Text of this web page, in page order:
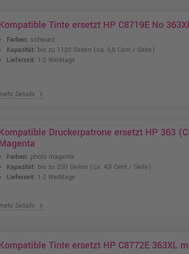
Tinte ersetzt HP C8719E No
Farben: schwarz
Kapazität: bis zu 1120 Seiten (ca. 0,8 Cent / Seite)
Lieferzeit: 1-2 Werktage
Details chevron_right
Druckerpatrone ersetzt HP 363
Farben: photo magenta
Kapazität: bis zu 230 Seiten (ca. 4,8 Cent / Seite)
Lieferzeit: 1-2 Werktage
Details chevron_right
Tinte ersetzt HP C8772E 363XL